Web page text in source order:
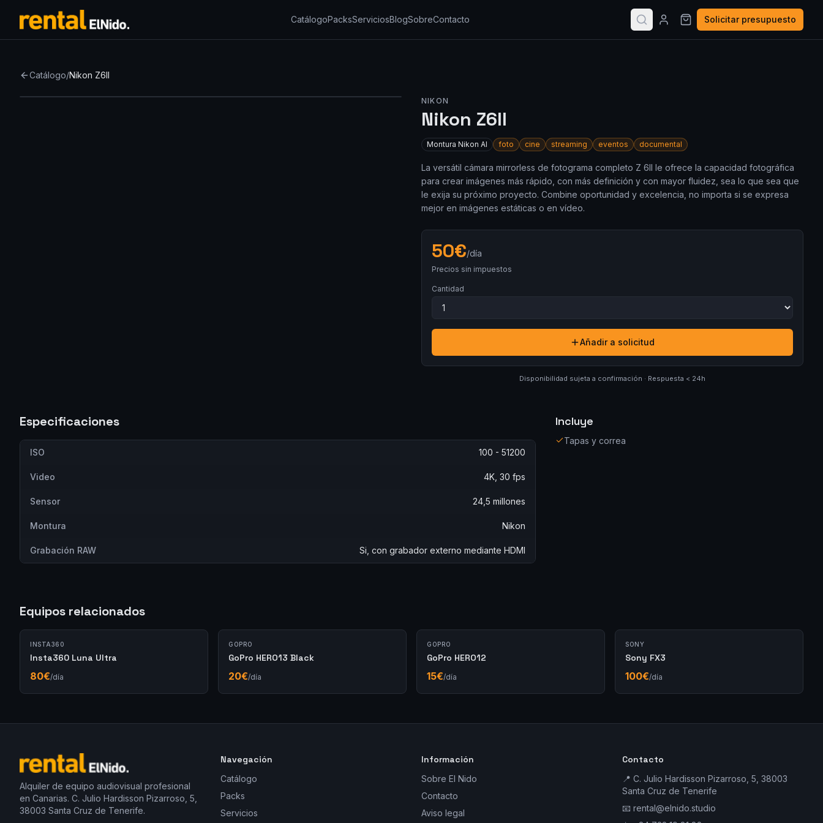
CatálogoPacksServiciosBlogSobreContacto Solicitar presupuesto
Catálogo/Nikon Z6II
NIKON
Nikon Z6II
Montura Nikon AI foto cine streaming eventos documental
La versátil cámara mirrorless de fotograma completo Z 6II le ofrece la capacidad fotográfica
para crear imágenes más rápido, con más definición y con mayor fluidez, sea lo que sea que
le exija su próximo proyecto. Combine oportunidad y excelencia, no importa si se expresa
mejor en imágenes estáticas o en vídeo.
50€/día
Precios sin impuestos
Cantidad
Añadir a solicitud
Disponibilidad sujeta a confirmación · Respuesta < 24h
Especificaciones
ISO 100 - 51200
Video 4K, 30 fps
Sensor 24,5 millones
Montura Nikon
Grabación RAW Si, con grabador externo mediante HDMI
Incluye
Tapas y correa
Equipos relacionados
INSTA360
Insta360 Luna Ultra
80€/día
GOPRO
GoPro HERO13 Black
20€/día
GOPRO
GoPro HERO12
15€/día
SONY
Sony FX3
100€/día
Alquiler de equipo audiovisual profesional
en Canarias. C. Julio Hardisson Pizarroso, 5,
38003 Santa Cruz de Tenerife.
Navegación
Catálogo
Packs
Servicios
Información
Sobre El Nido
Contacto
Aviso legal
Contacto
📍 C. Julio Hardisson Pizarroso, 5, 38003
Santa Cruz de Tenerife
📧 rental@elnido.studio